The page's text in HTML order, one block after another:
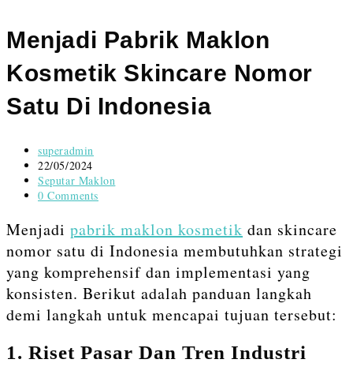
content
Menjadi Pabrik Maklon
Kosmetik Skincare Nomor
Satu Di Indonesia
Post
author:
superadmin
Post
published:
22/05/2024
Post
category:
Seputar Maklon
Post
0 Comments
Menjadi pabrik maklon kosmetik dan skincare
nomor satu di Indonesia membutuhkan strategi
yang komprehensif dan implementasi yang
konsisten. Berikut adalah panduan langkah
demi langkah untuk mencapai tujuan tersebut:
1. Riset Pasar Dan Tren Industri